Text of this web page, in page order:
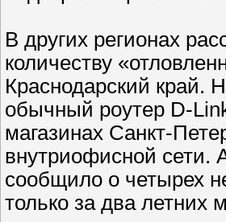
В других регионах
количеству
Краснодарский край.
обычный роутер D-
магазинах Санкт-
внутриофисной сети.
сообщило о четырех
только за два летних